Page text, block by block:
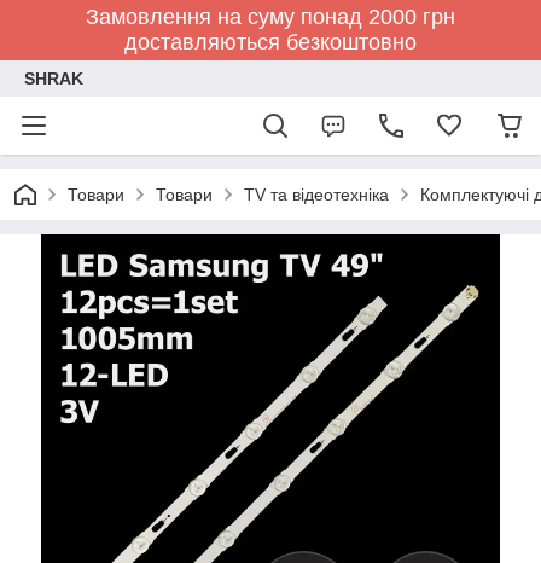
Замовлення на суму понад 2000 грн
доставляються безкоштовно
SHRAK
Товари Товари TV та відеотехніка Комплектуючі